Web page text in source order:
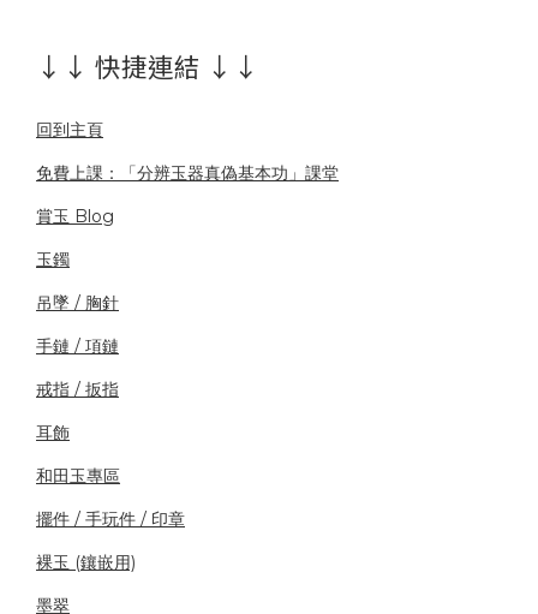
↓↓ 快捷連結 ↓↓
回到主頁
免費上課：「分辨玉器真偽基本功」課堂
賞玉 Blog
玉鐲
吊墜 / 胸針
手鏈 / 項鏈
戒指 / 扳指
耳飾
和田玉專區
擺件 / 手玩件 / 印章
裸玉 (鑲嵌用)
墨翠